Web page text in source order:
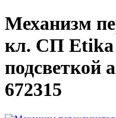
Механизм
кл. СП Etika
подсветкой
672315